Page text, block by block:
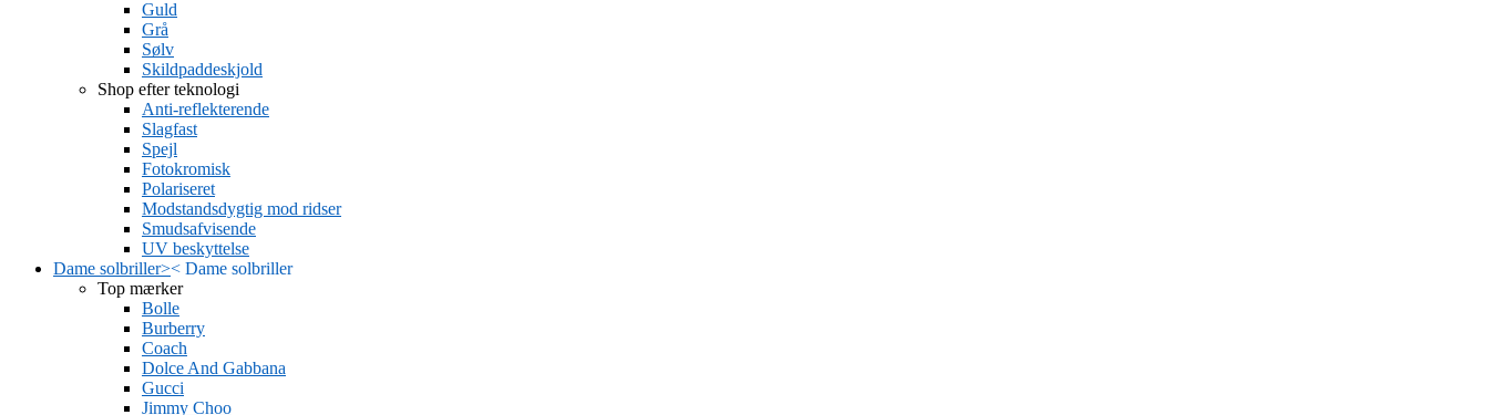
Guld
Grå
Sølv
Skildpaddeskjold
Shop efter teknologi
Anti-reflekterende
Slagfast
Spejl
Fotokromisk
Polariseret
Modstandsdygtig mod ridser
Smudsafvisende
UV beskyttelse
Dame solbriller>< Dame solbriller
Top mærker
Bolle
Burberry
Coach
Dolce And Gabbana
Gucci
Jimmy Choo